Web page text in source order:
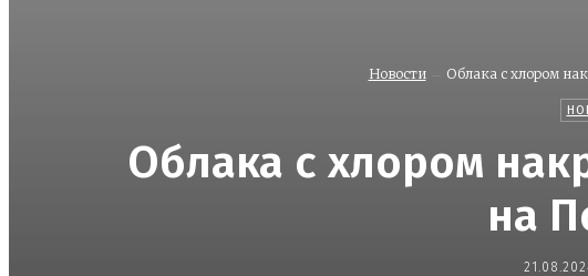
Новости Облака с хлором
Облака с хлором
на